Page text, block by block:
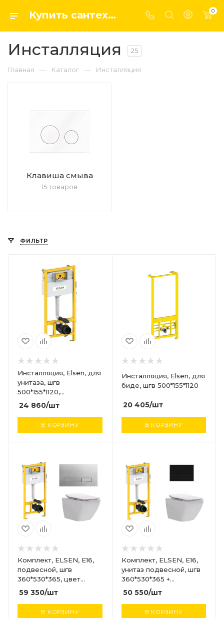
Купить сантехнику, системы отопление и водоснабжения оптом и в розницу в интернет-магазине elsen-opt.ru 0
Инсталляция 25
Главная — Каталог — Инсталляция
Клавиша смыва
15 товаров
ФИЛЬТР
Инсталляция, Elsen, для
унитаза, шгв
500*155*1120,
звукоизоляция в
комплекте
24 860/шт
В КОРЗИНУ
Инсталляция, Elsen, для
биде, шгв 500*155*1120
20 405/шт
В КОРЗИНУ
Комплект, ELSEN, E16,
подвесной, шгв
360*530*365, цвет
унитаза-белый, цвет
сиденья-белый, цвет
59 350/шт
В КОРЗИНУ
Комплект, ELSEN, E16,
унитаз подвесной, шгв
360*530*365 +
инсталляция + клавиша
смыва, цвет унитаза-
50 550/шт
В КОРЗИНУ